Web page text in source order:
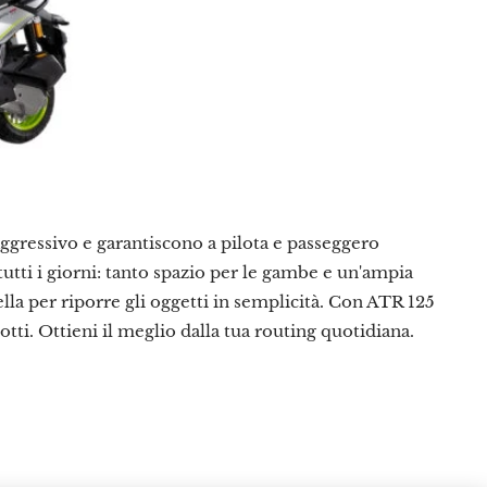
e garantiscono a pilota e passeggero
i giorni: tanto spazio per le gambe e un'ampia
per riporre gli oggetti in semplicità. Con ATR 125
Ottieni il meglio dalla tua routing quotidiana.